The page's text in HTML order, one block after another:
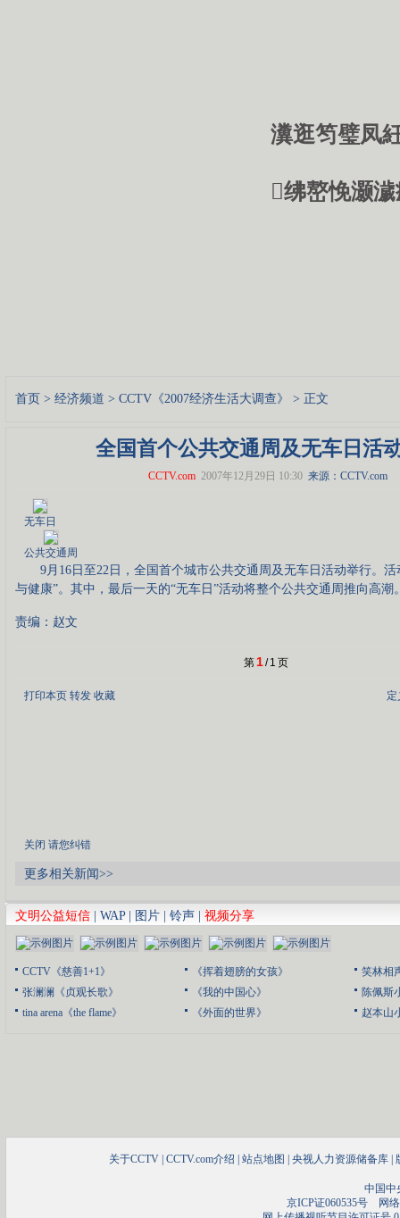
瀵逛笉璧凤
绋嶅悗灏
首页 > 经济频道 > CCTV《2007经济生活大调查》 > 正文
全国首个公共交通周及无车日活
CCTV.com 2007年12月29日 10:30来源：CCTV.com
无车日
公共交通周
9月16日至22日，全国首个城市公共交通周及无车日活动举行。活
与健康”。其中，最后一天的“无车日”活动将整个公共交通周推向高潮
责编：赵文
第 1/ 1 页
打印本页 转发 收藏
关闭 请您纠错
更多相关新闻>>
文明公益短信 WAP| 图片 铃声 视频分享
CCTV《慈善1+1》
张澜澜《贞观长歌》
tina arena《the flame》
《挥着翅膀的女孩》
《我的中国心》
《外面的世界》
笑林相
陈佩斯
赵本山
关于CCTV CCTV.com介绍 站点地图 央视人力资源储备库
中国中
京ICP证060535号网络